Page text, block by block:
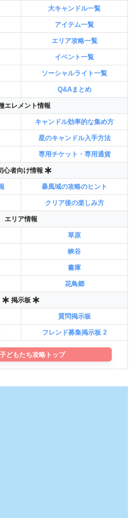
大キャンドル一覧
アイテム一覧
エリア攻略一覧
イベント一覧
ソーシャルライト一覧
Q&Aまとめ
エレメント情報
キャンドル効率的な集め方
星のキャンドル入手方法
専用チケット・専用通貨
心者向け情報
暴風域の攻略のヒント
クリア後の楽しみ方
エリア情報
草原
峡谷
書庫
花鳥郷
掲示板
質問掲示板
フレンド募集掲示板 2
どもたち攻略トップ